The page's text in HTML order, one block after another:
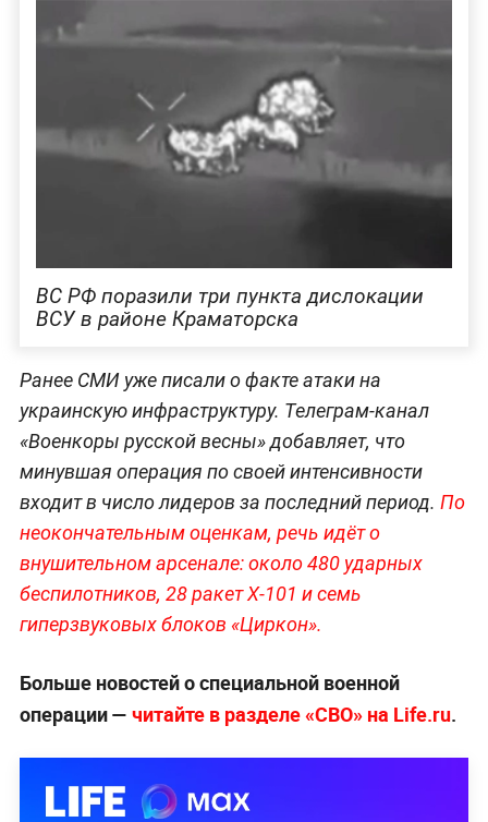
ВС РФ поразили три пункта дислокации
ВСУ в районе Краматорска
Ранее СМИ уже писали о факте атаки на
украинскую инфраструктуру. Телеграм-канал
«Военкоры русской весны» добавляет, что
минувшая операция по своей интенсивности
входит в число лидеров за последний период. По
неокончательным оценкам, речь идёт о
внушительном арсенале: около 480 ударных
беспилотников, 28 ракет Х-101 и семь
гиперзвуковых блоков «Циркон».
Больше новостей о специальной военной
операции — читайте в разделе «СВО» на Life.ru.